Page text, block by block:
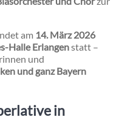
am 14. März 2026
Halle Erlangenstatt –
und
und ganz Bayern
in